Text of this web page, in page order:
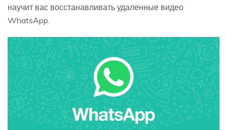
научит вас восстанавливать удаленные видео
WhatsApp.